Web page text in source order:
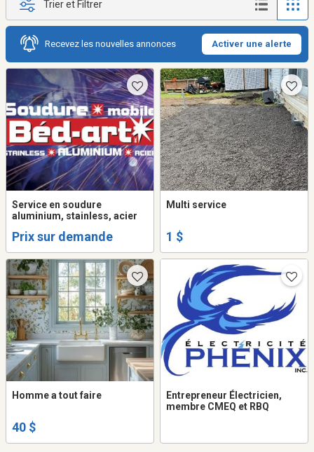
Trier et Filtrer
Recevez les nouvelles annonces Activer une alerte
Service en soudure
aluminium, stainless, acier
Prix sur demande
Multi service
1 $
Homme a tout faire
40 $
Entrepreneur Électricien,
membre CMEQ et RBQ